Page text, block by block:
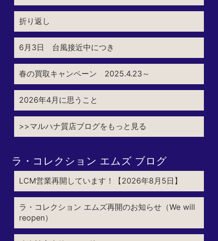
折り返し
6月3日 台風接近中につき
春の買取キャンペーン 2025.4.23～
2026年4月に思うこと
>>マルハナ質店ブログをもっと見る
ラ・コレクション エムズ ブログ
LCM営業再開しています！【2026年8月5日】
ラ・コレクション エムズ再開のお知らせ（We will
reopen）